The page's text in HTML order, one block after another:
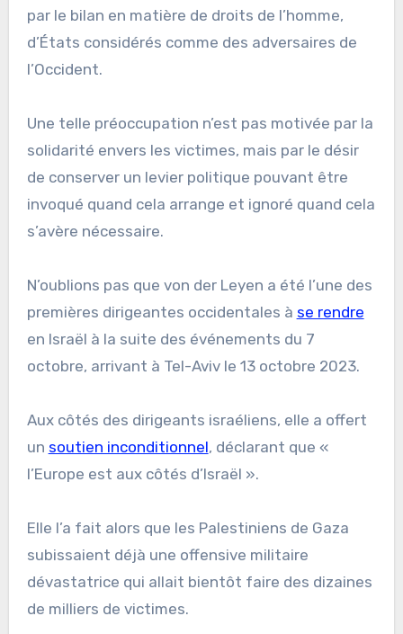
par le bilan en matière de droits de l’homme,
d’États considérés comme des adversaires de
l’Occident.
Une telle préoccupation n’est pas motivée par la
solidarité envers les victimes, mais par le désir
de conserver un levier politique pouvant être
invoqué quand cela arrange et ignoré quand cela
s’avère nécessaire.
N’oublions pas que von der Leyen a été l’une des
premières dirigeantes occidentales à se rendre
en Israël à la suite des événements du 7
octobre, arrivant à Tel-Aviv le 13 octobre 2023.
Aux côtés des dirigeants israéliens, elle a offert
un soutien inconditionnel, déclarant que «
l’Europe est aux côtés d’Israël ».
Elle l’a fait alors que les Palestiniens de Gaza
subissaient déjà une offensive militaire
dévastatrice qui allait bientôt faire des dizaines
de milliers de victimes.